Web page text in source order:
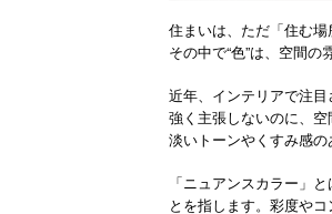
住まいは、ただ「住む場
その中で“色”は、空間の
近年、インテリアで注目
強く主張しないのに、空
淡いトーンやくすみ感の
「ニュアンスカラー」
とを指します。彩度や